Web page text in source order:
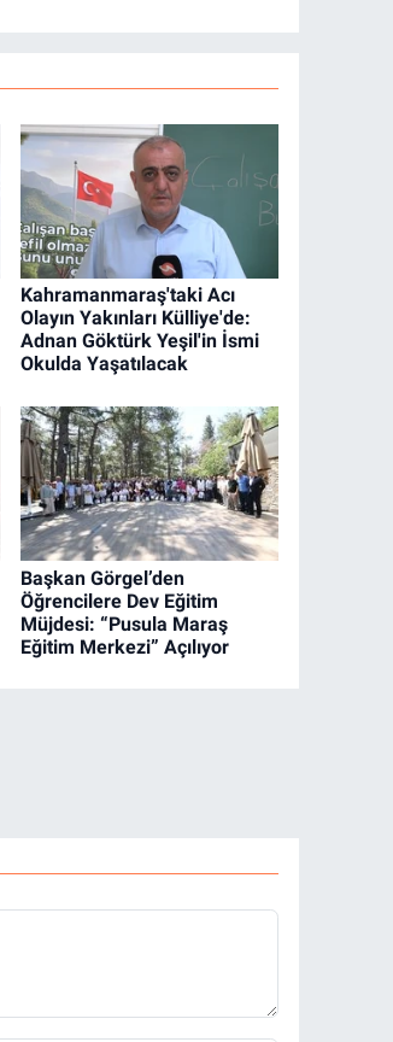
Kahramanmaraş'taki Acı
Olayın Yakınları Külliye'de:
Adnan Göktürk Yeşil'in İsmi
Okulda Yaşatılacak
Başkan Görgel’den
Öğrencilere Dev Eğitim
Müjdesi: “Pusula Maraş
Eğitim Merkezi” Açılıyor